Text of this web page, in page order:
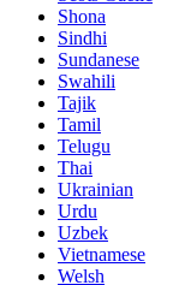
Shona
Sindhi
Sundanese
Swahili
Tajik
Tamil
Telugu
Thai
Ukrainian
Urdu
Uzbek
Vietnamese
Welsh